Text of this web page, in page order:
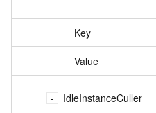
Key
Value
IdleInstanceCuller